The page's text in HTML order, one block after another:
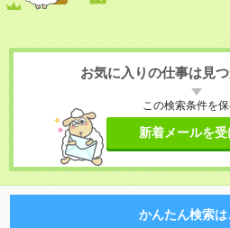
お気に入りの仕事は見
この検索条件を
新着メールを受
かんたん検索は